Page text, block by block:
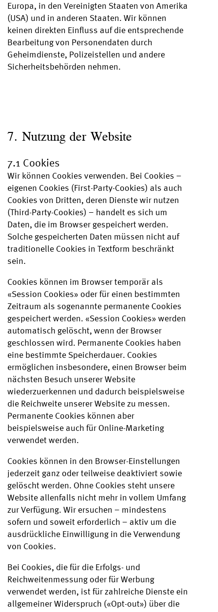
Europa, in den Vereinigten Staaten von Amerika
(USA) und in anderen Staaten. Wir können
keinen direkten Einfluss auf die entsprechende
Bearbeitung von Personendaten durch
Geheimdienste, Polizeistellen und andere
Sicherheitsbehörden nehmen.
7. Nutzung der Website
7.1 Cookies
Wir können Cookies verwenden. Bei Cookies –
eigenen Cookies (First-Party-Cookies) als auch
Cookies von Dritten, deren Dienste wir nutzen
(Third-Party-Cookies) – handelt es sich um
Daten, die im Browser gespeichert werden.
Solche gespeicherten Daten müssen nicht auf
traditionelle Cookies in Textform beschränkt
sein.
Cookies können im Browser temporär als
«Session Cookies» oder für einen bestimmten
Zeitraum als sogenannte permanente Cookies
gespeichert werden. «Session Cookies» werden
automatisch gelöscht, wenn der Browser
geschlossen wird. Permanente Cookies haben
eine bestimmte Speicherdauer. Cookies
ermöglichen insbesondere, einen Browser beim
nächsten Besuch unserer Website
wiederzuerkennen und dadurch beispielsweise
die Reichweite unserer Website zu messen.
Permanente Cookies können aber
beispielsweise auch für Online-Marketing
verwendet werden.
Cookies können in den Browser-Einstellungen
jederzeit ganz oder teilweise deaktiviert sowie
gelöscht werden. Ohne Cookies steht unsere
Website allenfalls nicht mehr in vollem Umfang
zur Verfügung. Wir ersuchen – mindestens
sofern und soweit erforderlich – aktiv um die
ausdrückliche Einwilligung in die Verwendung
von Cookies.
Bei Cookies, die für die Erfolgs- und
Reichweitenmessung oder für Werbung
verwendet werden, ist für zahlreiche Dienste ein
allgemeiner Widerspruch («Opt-out») über die